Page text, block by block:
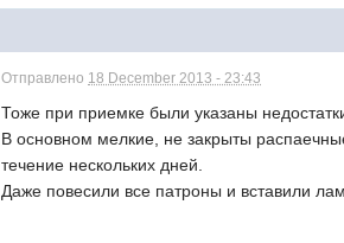
Отправлено 18 December 2013 - 23:43
Тоже при приемке были указаны
В основном мелкие, не закрыты
течение нескольких дней.
Даже повесили все патроны и вставили